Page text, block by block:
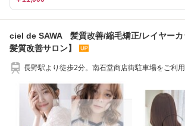
ciel de SAWA 髪質改善/縮毛矯正/レイヤー
髪質改善サロン】
長野駅より徒歩2分。南石堂商店街駐車場をご利